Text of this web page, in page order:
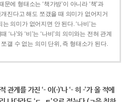
에 형태소는 ‘책가방’이 아니라 ‘책’과
개진다고 해도 쪼갰을 때 의미가 없어지거
의미가 없어지면 안 된다. ‘나비’는
‘나’와 ‘비’는 ‘나비’의 의미와는 전혀 관계
쪼갤 수 없는 의미 단위, 즉 형태소가 된다.
관계를 가진 ‘- 이(-)’나 ‘- 히 -’가 올 적에